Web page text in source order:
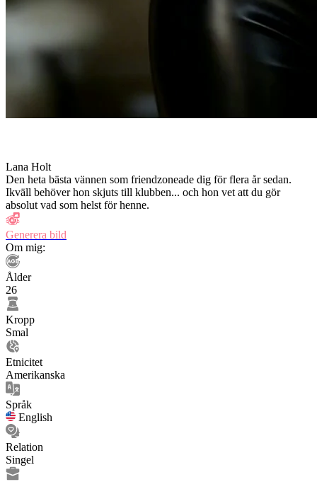
Lana Holt
Den heta bästa vännen som friendzoneade dig för flera år sedan.
Ikväll behöver hon skjuts till klubben... och hon vet att du gör
absolut vad som helst för henne.
Generera bild
Om mig:
Ålder
26
Kropp
Smal
Etnicitet
Amerikanska
Språk
English
Relation
Singel